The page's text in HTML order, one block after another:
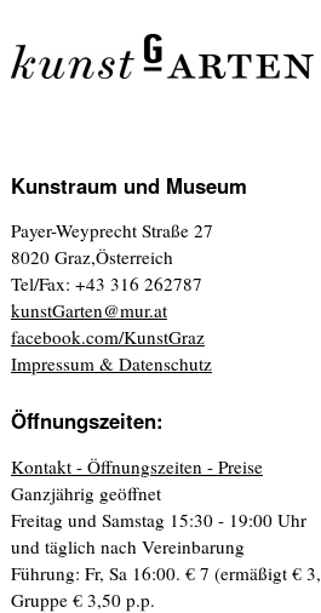
Kunstraum und Museum
Payer-Weyprecht Straße 27
8020 Graz,Österreich
Tel/Fax: +43 316 262787
kunstGarten@mur.at
facebook.com/KunstGraz
Impressum & Datenschutz
Öffnungszeiten:
Kontakt - Öffnungszeiten - Preise
Ganzjährig geöffnet
Freitag und Samstag 15:30 - 19:00 Uhr
und täglich nach Vereinbarung
Führung: Fr, Sa 16:00. € 7 (ermäßigt €
Gruppe € 3,50 p.p.